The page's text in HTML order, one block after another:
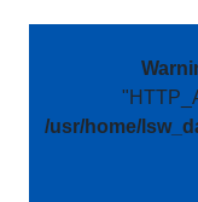
/usr/home/